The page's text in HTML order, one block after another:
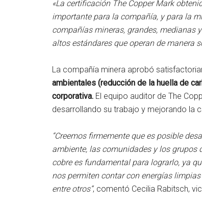
«La certificación The Copper Mark
importante para la compañía, y para la
compañías mineras, grandes, medianas
altos estándares que operan de manera
La compañía minera aprobó
ambientales (reducción de la huella de
corporativa. El equipo auditor de The
desarrollando su trabajo y mejorando la
“Creemos firmemente que es posible
ambiente, las comunidades y los grupos
cobre es fundamental para lograrlo, ya
nos permiten contar con energías
entre otros”, comentó Cecilia Rabitsch,